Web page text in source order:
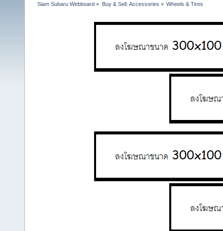
Siam Subaru Webboard » Buy & Sell: Accessories » Wheels & Tires